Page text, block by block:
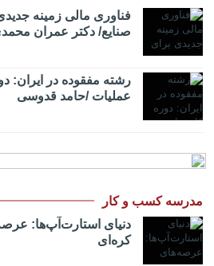
فناوری مالی زمینه
صنایع/ دکتر عمران
رشته مفقوده در ایران:
عملیات /حامد قدوسی
مدرسه کسب و کار
دنیای استارت‌آپ‌ها:
کره‌ای‌